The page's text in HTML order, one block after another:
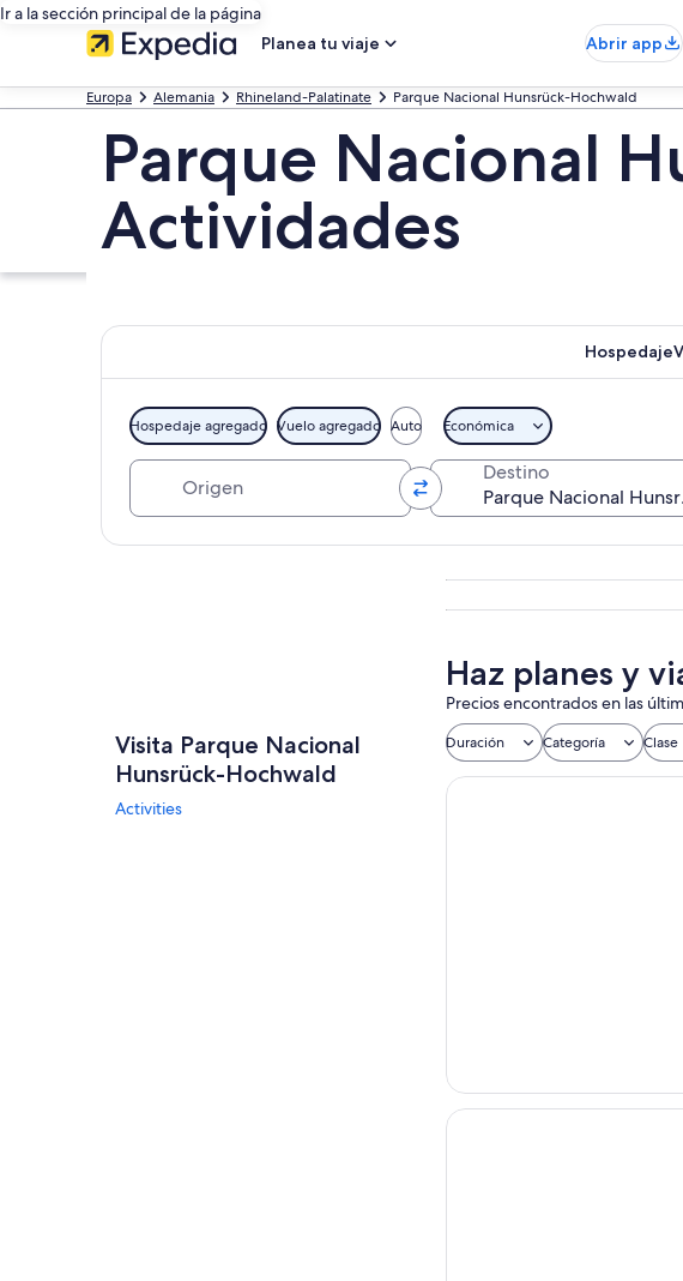
Ir a la sección principal de la página
Planea tu viaje
Abrir app
Europa Alemania Rhineland-Palatinate Parque Nacional Hunsrück-Hochwald
Parque Nacional
Actividades
Hospedaje
Hospedaje agregado Vuelo agregado Auto Económica
Destino
Visita Parque Nacional
Hunsrück-Hochwald
Activities
Haz planes y
Precios encontrados en las
Duración Categoría Clase